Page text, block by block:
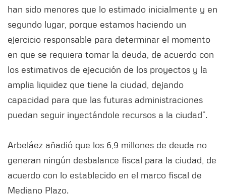
han sido menores que lo estimado inicialmente y en
segundo lugar, porque estamos haciendo un
ejercicio responsable para determinar el momento
en que se requiera tomar la deuda, de acuerdo con
los estimativos de ejecución de los proyectos y la
amplia liquidez que tiene la ciudad, dejando
capacidad para que las futuras administraciones
puedan seguir inyectándole recursos a la ciudad”.
Arbeláez añadió que los 6,9 millones de deuda no
generan ningún desbalance fiscal para la ciudad, de
acuerdo con lo establecido en el marco fiscal de
Mediano Plazo.